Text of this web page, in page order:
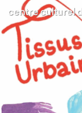
centre culturel